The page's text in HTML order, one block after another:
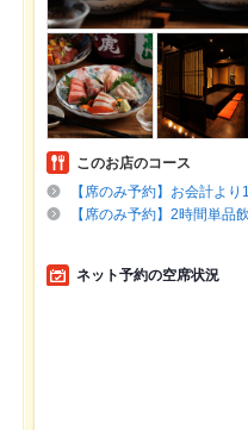
このお店のコース
【席のみ予約】お会計よ
【席のみ予約】2時間単
ネット予約の空席状況